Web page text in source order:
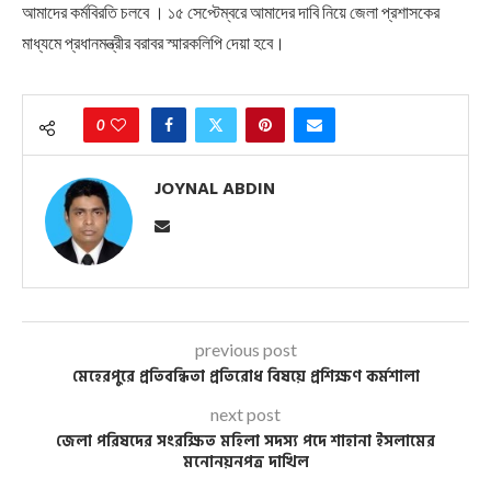
আমাদের কর্মবিরতি চলবে । ১৫ সেপ্টেম্বরে আমাদের দাবি নিয়ে জেলা প্রশাসকের
মাধ্যমে প্রধানমন্ত্রীর বরাবর স্মারকলিপি দেয়া হবে।
0
JOYNAL ABDIN
previous post
মেহেরপুরে প্রতিবন্ধিতা প্রতিরোধ বিষয়ে প্রশিক্ষণ কর্মশালা
next post
জেলা পরিষদের সংরক্ষিত মহিলা সদস্য পদে শাহানা ইসলামের
মনোনয়নপত্র দাখিল